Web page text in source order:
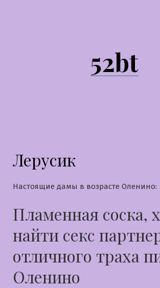
52bt
Лерусик
Настоящие дамы в возрасте Оленино:
Пламенная соска,
найти секс
отличного траха
Оленино